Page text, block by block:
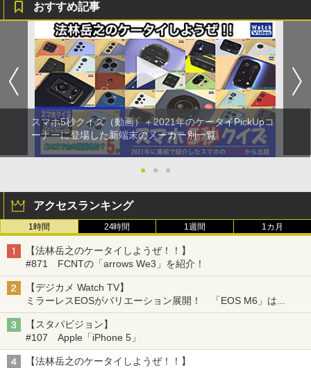
おすすめ記事
スマホ5秒クイズ（動画）＋2021年のケータイPickUpコ
ーナーに登場した新端末のメーカー別一覧
● ● ●
アクセスランキング
1時間 24時間 1週間 1カ月
【法林岳之のケータイしようぜ！！】
#871 FCNTの「arrows We3」を紹介！
【デジカメ Watch TV】
ミラーレスEOSがバリエーション展開！ 「EOS M6」は
「M5」とどこが違う？
【スタパビジョン】
#107 Apple「iPhone 5」
【法林岳之のケータイしようぜ！！】